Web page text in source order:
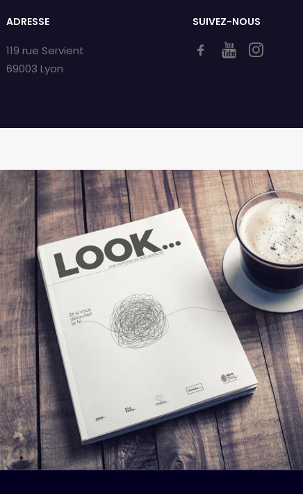
ADRESSE
119 rue Servient
69003 Lyon
SUIVEZ-NOUS